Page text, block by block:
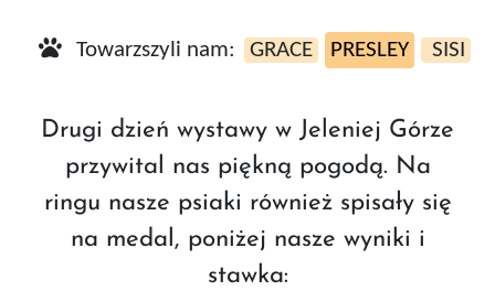
Towarzszyli nam: GRACE PRESLEY SISI
Drugi dzień wystawy w Jeleniej Górze
przywital nas piękną pogodą. Na
ringu nasze psiaki również spisały się
na medal, poniżej nasze wyniki i
stawka: